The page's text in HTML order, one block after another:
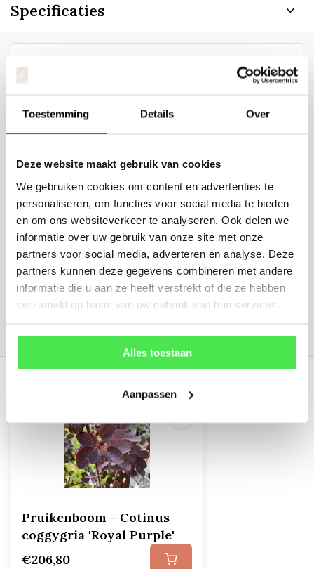
Toestemming Details Over
Deze website maakt gebruik van cookies
We gebruiken cookies om content en advertenties te
personaliseren, om functies voor social media te bieden
en om ons websiteverkeer te analyseren. Ook delen we
informatie over uw gebruik van onze site met onze
partners voor social media, adverteren en analyse. Deze
partners kunnen deze gegevens combineren met andere
informatie die u aan ze heeft verstrekt of die ze hebben
verzameld op basis van uw gebruik van hun services.
Alles toestaan
Aanpassen
Specificaties
Staat uw plantsoort of maat er niet
tussen? Laat het ons weten, dan
gaan we voor u kijken. Stuur ons
de plantnaam, hoogte, stamdikte en
boom er ongeveer eruit ziet? We
kunnen u een foto sturen.
info@tuinplantenbezorgd.nl
06 45 601 508 (tijdelijk niet bereikbaar)
Recent bekeken
Pruikenboom - Cotinus
coggygria 'Royal Purple'
€206,80